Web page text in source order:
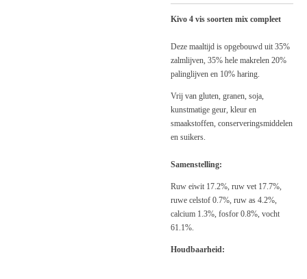
Kivo 4 vis soorten mix compleet
Deze maaltijd is opgebouwd uit 35%
zalmlijven, 35% hele makrelen 20%
palinglijven en 10% haring.
Vrij van gluten, granen, soja,
kunstmatige geur, kleur en
smaakstoffen, conserveringsmiddelen
en suikers.
Samenstelling:
Ruw eiwit 17.2%, ruw vet 17.7%,
ruwe celstof 0.7%, ruw as 4.2%,
calcium 1.3%, fosfor 0.8%, vocht
61.1%.
Houdbaarheid: